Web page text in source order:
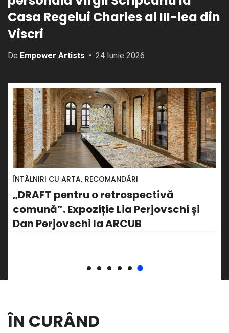
Casa Regelui Charles al III-lea din
Viscri
De Empower Artists 24 Iunie 2026
ÎNTÂLNIRI CU ARTA RECOMANDĂRI
Transilvania | Extravaganza: 130 de
lucrări și peste cinci decenii de creație
în cea mai amplă expoziție dedicată
ÎN CURÂND